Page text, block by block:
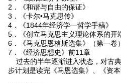
2．《和谐与自由的保
3．《卡尔•马克思传
4．《1844年经济学—哲
5．《创立马克思主义理论
6．《马克思恩格斯选集》（
7．《经济思想史》前11
过去的半年逐渐进入状态，对古
步计划是读完《马恩选集》、《资